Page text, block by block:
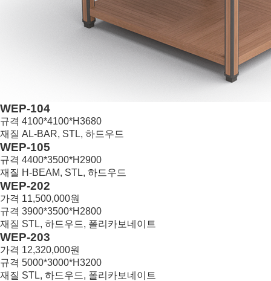
WEP-104
규격 4100*4100*H3680
재질 AL-BAR, STL, 하드우드
30
WEP-105
규격 4400*3500*H2900
재질 H-BEAM, STL, 하드우드
29
WEP-202
가격 11,500,000원
규격 3900*3500*H2800
재질 STL, 하드우드, 폴리카보네이트
28
WEP-203
가격 12,320,000원
규격 5000*3000*H3200
재질 STL, 하드우드, 폴리카보네이트